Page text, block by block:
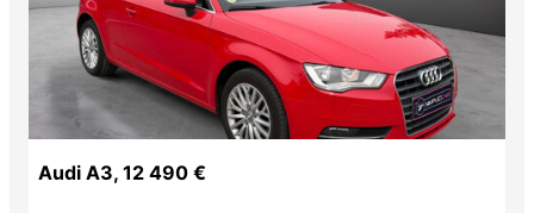
Audi A3, 12 490 €